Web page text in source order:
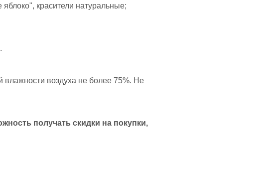
красители натуральные;
влажности воздуха не более 75%. Не
получать скидки на покупки,